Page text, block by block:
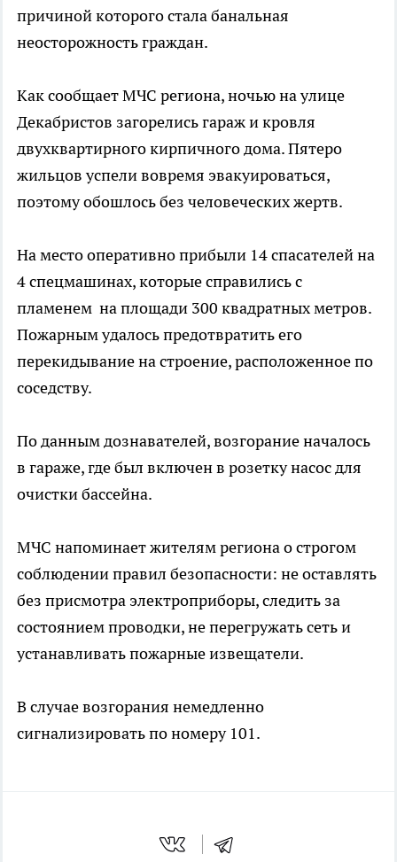
причиной которого стала банальная
неосторожность граждан.
Как сообщает МЧС региона, ночью на улице
Декабристов загорелись гараж и кровля
двухквартирного кирпичного дома. Пятеро
жильцов успели вовремя эвакуироваться,
поэтому обошлось без человеческих жертв.
На место оперативно прибыли 14 спасателей на
4 спецмашинах, которые справились с
пламенем на площади 300 квадратных метров.
Пожарным удалось предотвратить его
перекидывание на строение, расположенное по
соседству.
По данным дознавателей, возгорание началось
в гараже, где был включен в розетку насос для
очистки бассейна.
МЧС напоминает жителям региона о строгом
соблюдении правил безопасности: не оставлять
без присмотра электроприборы, следить за
состоянием проводки, не перегружать сеть и
устанавливать пожарные извещатели.
В случае возгорания немедленно
сигнализировать по номеру 101.